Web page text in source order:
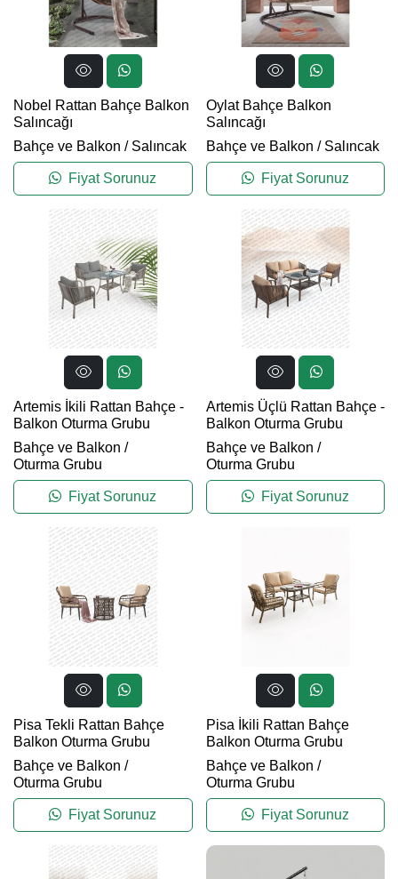
Nobel Rattan Bahçe Balkon
Salıncağı
Bahçe ve Balkon / Salıncak
Fiyat Sorunuz
Oylat Bahçe Balkon
Salıncağı
Bahçe ve Balkon / Salıncak
Fiyat Sorunuz
Artemis İkili Rattan Bahçe -
Balkon Oturma Grubu
Bahçe ve Balkon /
Oturma Grubu
Fiyat Sorunuz
Artemis Üçlü Rattan Bahçe -
Balkon Oturma Grubu
Bahçe ve Balkon /
Oturma Grubu
Fiyat Sorunuz
Pisa Tekli Rattan Bahçe
Balkon Oturma Grubu
Bahçe ve Balkon /
Oturma Grubu
Fiyat Sorunuz
Pisa İkili Rattan Bahçe
Balkon Oturma Grubu
Bahçe ve Balkon /
Oturma Grubu
Fiyat Sorunuz